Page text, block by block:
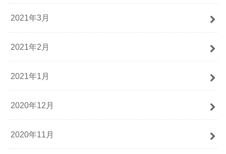
2021年3月
2021年2月
2021年1月
2020年12月
2020年11月